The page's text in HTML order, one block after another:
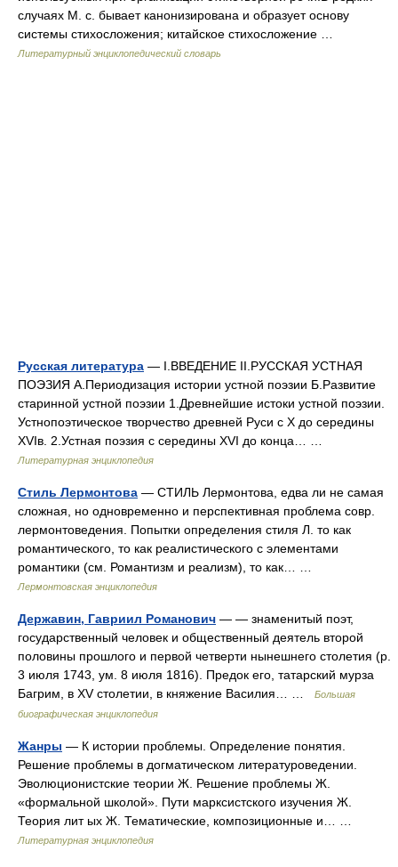
случаях М. с. бывает канонизирована и образует основу
системы стихосложения; китайское стихосложение …
Литературный энциклопедический словарь
Русская литература — I.ВВЕДЕНИЕ II.РУССКАЯ УСТНАЯ
ПОЭЗИЯ А.Периодизация истории устной поэзии Б.Развитие
старинной устной поэзии 1.Древнейшие истоки устной поэзии.
Устнопоэтическое творчество древней Руси с X до середины
XVIв. 2.Устная поэзия с середины XVI до конца… …
Литературная энциклопедия
Стиль Лермонтова — СТИЛЬ Лермонтова, едва ли не самая
сложная, но одновременно и перспективная проблема совр.
лермонтоведения. Попытки определения стиля Л. то как
романтического, то как реалистического с элементами
романтики (см. Романтизм и реализм), то как… …
Лермонтовская энциклопедия
Державин, Гавриил Романович — — знаменитый поэт,
государственный человек и общественный деятель второй
половины прошлого и первой четверти нынешнего столетия (р.
3 июля 1743, ум. 8 июля 1816). Предок его, татарский мурза
Багрим, в ХV столетии, в княжение Василия… …
Большая
биографическая энциклопедия
Жанры — К истории проблемы. Определение понятия.
Решение проблемы в догматическом литературоведении.
Эволюционистские теории Ж. Решение проблемы Ж.
«формальной школой». Пути марксистского изучения Ж.
Теория лит ых Ж. Тематические, композиционные и… …
Литературная энциклопедия